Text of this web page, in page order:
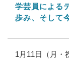
学芸員による
歩み、そして
1月11日（月・